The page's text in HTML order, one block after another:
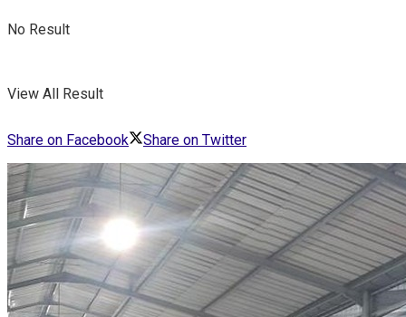
No Result
View All Result
Share on Facebook Share on Twitter